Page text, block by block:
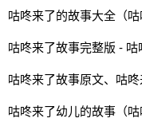
咕咚来了的故事大全（咕
咕咚来了故事完整版 -
咕咚来了故事原文、咕
咕咚来了幼儿的故事（咕